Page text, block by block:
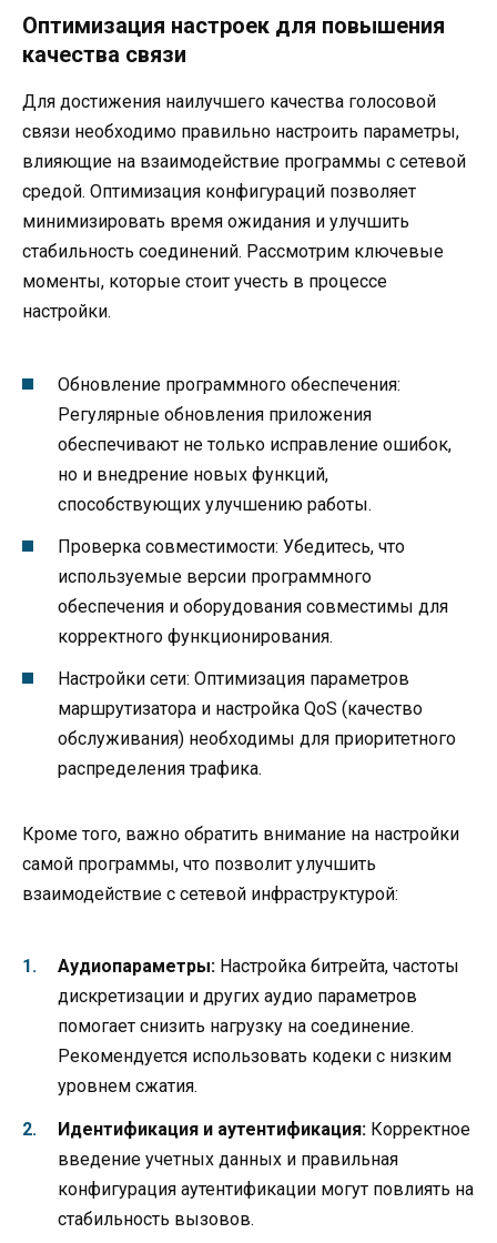
Оптимизация настроек для повышения
качества связи
Для достижения наилучшего качества голосовой
связи необходимо правильно настроить параметры,
влияющие на взаимодействие программы с сетевой
средой. Оптимизация конфигураций позволяет
минимизировать время ожидания и улучшить
стабильность соединений. Рассмотрим ключевые
моменты, которые стоит учесть в процессе
настройки.
Обновление программного обеспечения:
Регулярные обновления приложения
обеспечивают не только исправление ошибок,
но и внедрение новых функций,
способствующих улучшению работы.
Проверка совместимости: Убедитесь, что
используемые версии программного
обеспечения и оборудования совместимы для
корректного функционирования.
Настройки сети: Оптимизация параметров
маршрутизатора и настройка QoS (качество
обслуживания) необходимы для приоритетного
распределения трафика.
Кроме того, важно обратить внимание на настройки
самой программы, что позволит улучшить
взаимодействие с сетевой инфраструктурой:
Аудиопараметры: Настройка битрейта, частоты
дискретизации и других аудио параметров
помогает снизить нагрузку на соединение.
Рекомендуется использовать кодеки с низким
уровнем сжатия.
Идентификация и аутентификация: Корректное
введение учетных данных и правильная
конфигурация аутентификации могут повлиять на
стабильность вызовов.